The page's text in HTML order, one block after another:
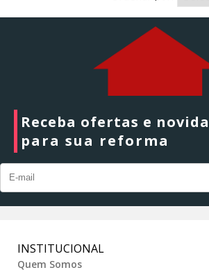
Receba ofertas e
para sua reforma
INSTITUCIONAL
Quem Somos